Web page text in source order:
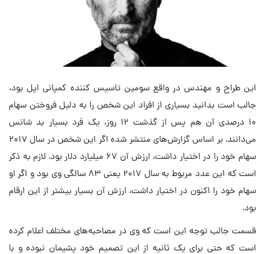
این طراح و مهندس در واقع سومین تاسیس کننده کمپانی اپل بود،
جالب است بدانید بسیاری از افراد این شخص را به دلیل فروختن سهام
۱۰ درصدی آن هم پس از گذشت ۱۲ روز، یک فرد بسیار بد شانس
می‌دانند. بر اساس گزارش‌های منتشر شده اگر این شخص در سال ۲۰۱۷
سهام خود را در اختیار داشت، ارزش آن ۶۷ میلیارد دلار بود. لازم به ذکر
است که این عدد مربوط به سال ۲۰۱۷ یعنی ۸۳ سالگی وی بود و اگر او
سهام خود را اکنون در اختیار داشت، ارزش آن بسیار بیشتر از این ارقام
بود.
قسمت جالب توجه این است که وی در مصاحبه‌های مختلف اعلام کرده
است که حتی برای یک ثانیه از این تصمیم خود پشیمان نبوده و با